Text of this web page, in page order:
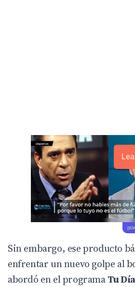
Sin embargo, ese producto
enfrentar un nuevo golpe al
abordó en el programaTu Día